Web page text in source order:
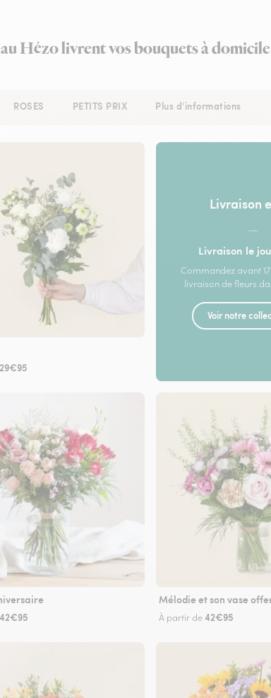
Hézo livrent vos bouquets à
ROSES PETITS PRIX Plus d'informations
29€95
Livraison
—
Livraison le
Commandez avant
livraison de fleurs
Voir notre
42€95
Mélodie et son vase
À partir de42€95